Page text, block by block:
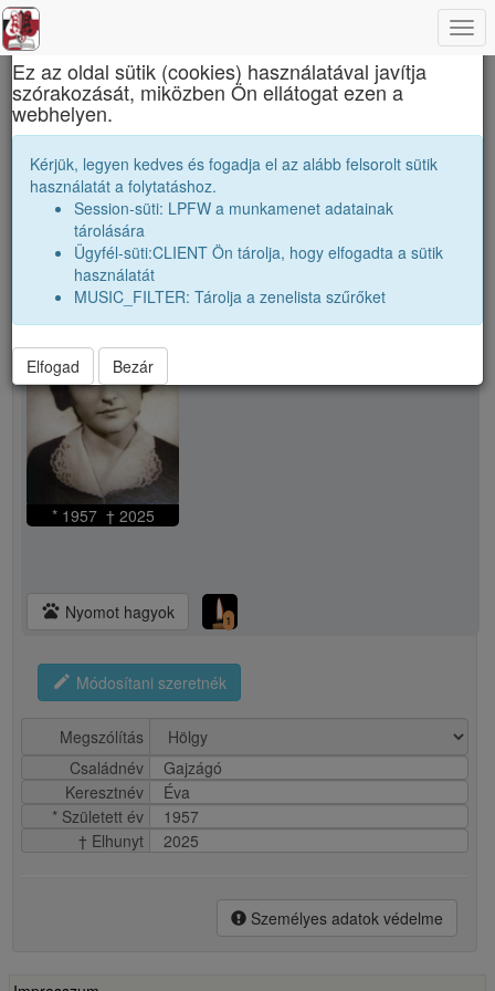
Apáczai Csere János Elméleti Líceum
Gajzágó Éva
whatshot
Gajzágó Éva
* 1957 † 2025
pets Nyomot hagyok 1
edit Módosítani szeretnék
Megszólítás
Családnév
Gajzágó
Keresztnév
Éva
* Született év
1957
† Elhunyt
2025
Személyes adatok védelme
×
Ez az oldal sütik (cookies) használatával javítja
szórakozását, miközben Ön ellátogat ezen a
webhelyen.
Kérjük, legyen kedves és fogadja el az alább felsorolt sütik
használatát a folytatáshoz.
Session-süti: LPFW a munkamenet adatainak
tárolására
Ügyfél-süti:CLIENT Ön tárolja, hogy elfogadta a sütik
használatát
MUSIC_FILTER: Tárolja a zenelista szűrőket
Elfogad Bezár